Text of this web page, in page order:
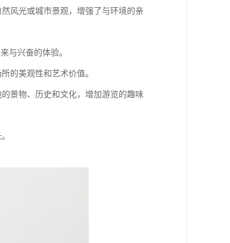
风光或城市景观，增强了与环境的亲
与兴奋的体验。
的美观性和艺术价值。
景物、历史和文化，增加游览的趣味